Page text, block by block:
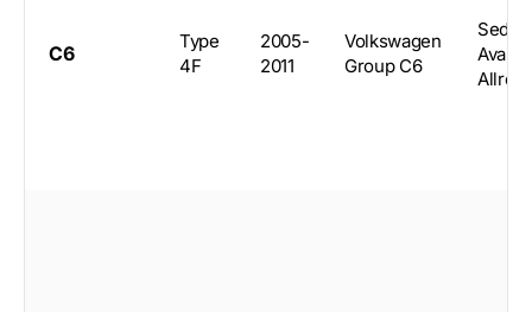
C6
Type
4F
2005-
2011
Volkswagen
Group C6
Avant,